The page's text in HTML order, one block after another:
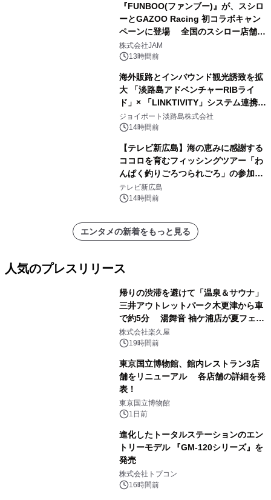
『FUNBOO(ファンブー)』が、スシロ
ーとGAZOO Racing 初コラボキャン
ペーンに登場 全国のスシロー店舗で
GR 4車種の FUNBOO(ミニカー)付き
メニューが展開されます
株式会社JAM
13時間前
海外販路とインバウンド観光誘致を拡
大 「淡路島アドベンチャーRIBライ
ド」× 「LINKTIVITY」システム連携を
開始！
ジョイポート淡路島株式会社
14時間前
【テレビ新広島】海の恵みに感謝する
ココロを育むフィッシングツアー「わ
んぱく釣りごろつられごろ」の参加小
学生を募集
テレビ新広島
14時間前
エンタメの新着をもっと見る
人気のプレスリリース
帰りの渋滞を避けて「温泉＆サウナ」
三井アウトレットパーク木更津から車
で約5分 湯舞音 袖ケ浦店が夏フェア
メニューを提供
株式会社楽久屋
19時間前
東京国立博物館、館内レストラン3店
舗をリニューアル 各店舗の詳細を発
表！
東京国立博物館
1日前
進化したトータルステーションのエン
トリーモデル 『GM-120シリーズ』を
発売
株式会社トプコン
16時間前